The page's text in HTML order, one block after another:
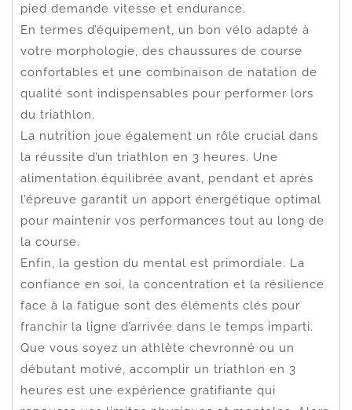
pied demande vitesse et endurance.
En termes d’équipement, un bon vélo adapté à
votre morphologie, des chaussures de course
confortables et une combinaison de natation de
qualité sont indispensables pour performer lors
du triathlon.
La nutrition joue également un rôle crucial dans
la réussite d’un triathlon en 3 heures. Une
alimentation équilibrée avant, pendant et après
l’épreuve garantit un apport énergétique optimal
pour maintenir vos performances tout au long de
la course.
Enfin, la gestion du mental est primordiale. La
confiance en soi, la concentration et la résilience
face à la fatigue sont des éléments clés pour
franchir la ligne d’arrivée dans le temps imparti.
Que vous soyez un athlète chevronné ou un
débutant motivé, accomplir un triathlon en 3
heures est une expérience gratifiante qui